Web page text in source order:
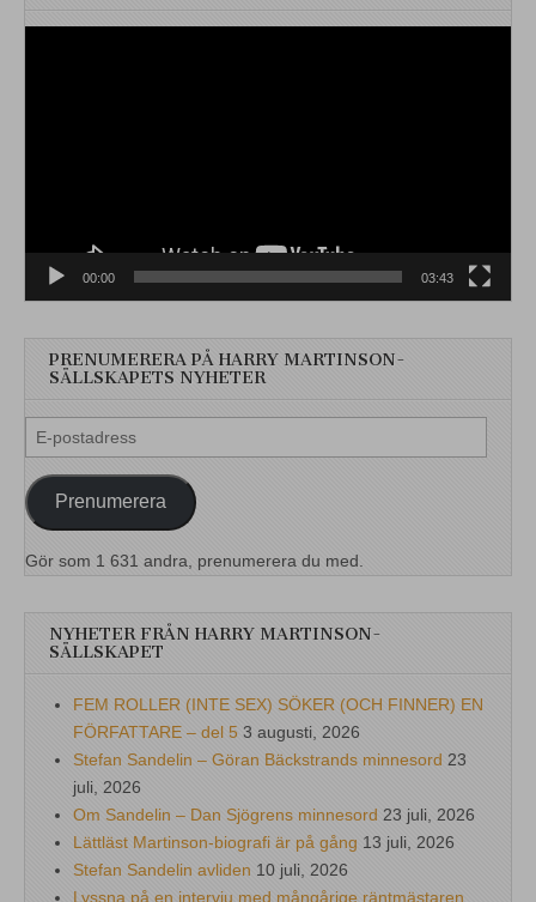
00:00 03:43
PRENUMERERA PÅ HARRY MARTINSON-
SÄLLSKAPETS NYHETER
E-
postadress
Prenumerera
Gör som 1 631 andra, prenumerera du med.
NYHETER FRÅN HARRY MARTINSON-
SÄLLSKAPET
FEM ROLLER (INTE SEX) SÖKER (OCH FINNER) EN
FÖRFATTARE – del 5 3 augusti, 2026
Stefan Sandelin – Göran Bäckstrands minnesord 23
juli, 2026
Om Sandelin – Dan Sjögrens minnesord 23 juli, 2026
Lättläst Martinson-biografi är på gång 13 juli, 2026
Stefan Sandelin avliden 10 juli, 2026
Lyssna på en intervju med mångårige räntmästaren